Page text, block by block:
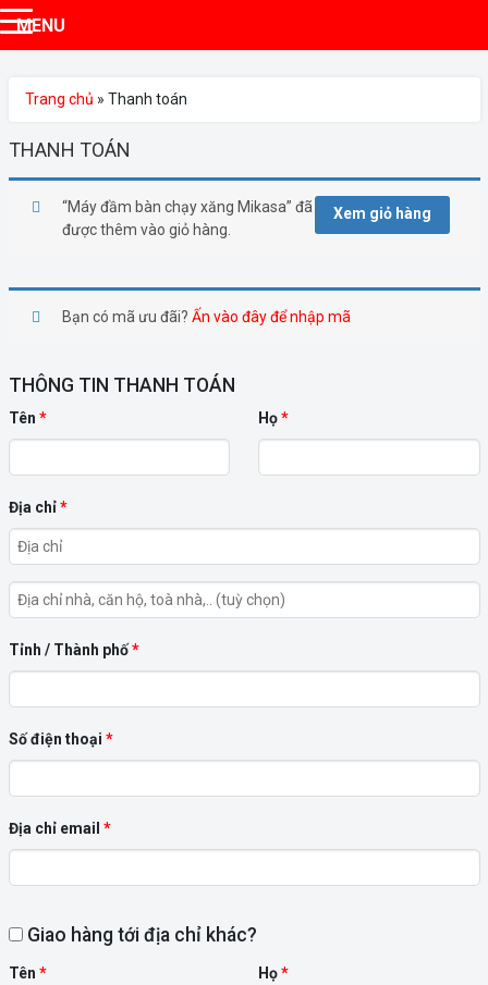
MENU
Trang chủ » Thanh toán
THANH TOÁN
Xem giỏ hàng
“Máy đầm bàn chạy xăng Mikasa” đã
được thêm vào giỏ hàng.
Bạn có mã ưu đãi? Ấn vào đây để nhập mã
THÔNG TIN THANH TOÁN
Tên * Họ*
Địa chỉ*
Địa
nhà,
toà
chọn)
Tỉnh / Thành phố*
Số điện thoại *
Địa chỉ email *
Giao hàng tới địa chỉ khác?
Tên * Họ*